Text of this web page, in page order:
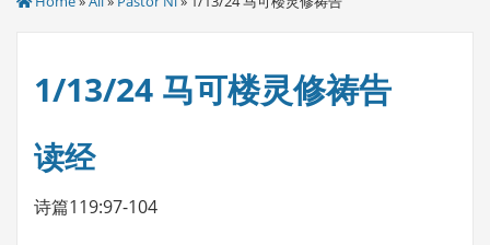
1/13/24 马可楼灵修祷告
读经
诗篇119:97-104